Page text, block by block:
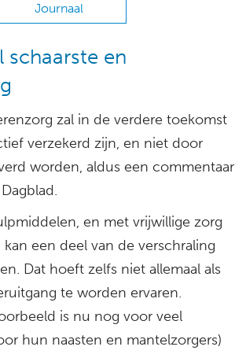
Journaal
schaarste en
zal in de verdere toekomst
verzekerd zijn, en niet door
worden, aldus een commentaar
en met vrijwillige zorg
een deel van de verschraling
Dat hoeft zelfs niet allemaal als
te worden ervaren.
is nu nog voor veel
hun naasten en mantelzorgers)